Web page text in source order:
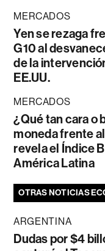
MERCADOS
Yen se rezaga
G10 al
de la
EE.UU.
MERCADOS
¿Qué tan cara o
moneda frente
revela el Índice
América Latina
OTRAS NOTICIAS
ARGENTINA
Dudas por $4